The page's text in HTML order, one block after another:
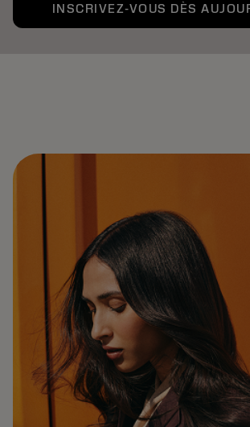
INSCRIVEZ-VOUS DÈS